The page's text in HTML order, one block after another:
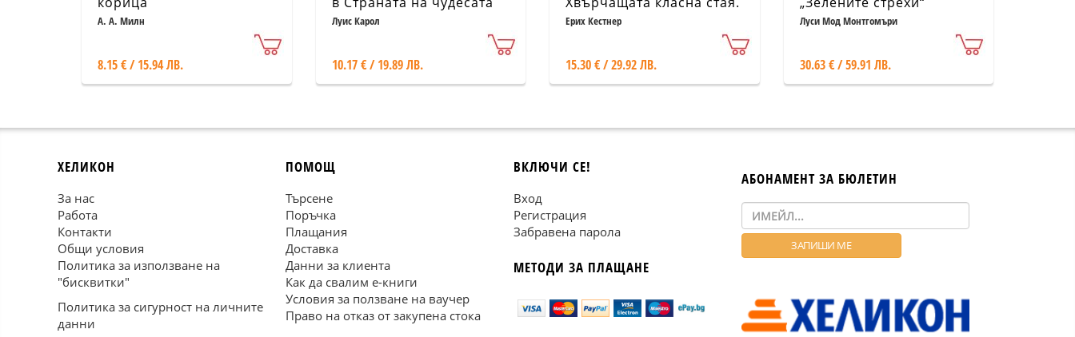
А. А. Милн
8.15 € / 15.94 ЛВ.
разказани за най-
Луис Карол
10.17 € / 19.89 ЛВ.
Двойната Лотхен
Ерих Кестнер
15.30 € / 29.92 ЛВ.
Луси Мод Монтгомъри
30.63 € / 59.91 ЛВ.
ХЕЛИКОН
За нас
Работа
Контакти
Общи условия
Политика за използване на
"бисквитки"
Политика за сигурност на личните
данни
ПОМОЩ
Търсене
Поръчка
Плащания
Доставка
Данни за клиента
Как да свалим е-книги
Условия за ползване на ваучер
Право на отказ от закупена стока
ВКЛЮЧИ СЕ!
Вход
Регистрация
Забравена парола
МЕТОДИ ЗА ПЛАЩАНЕ
АБОНАМЕНТ ЗА БЮЛЕТИН